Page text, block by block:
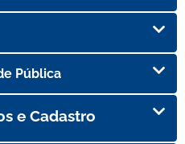
Pública
e Cadastro